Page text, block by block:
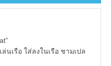
ล่นเรือ ใส่ลงในเรือ ชามเปล